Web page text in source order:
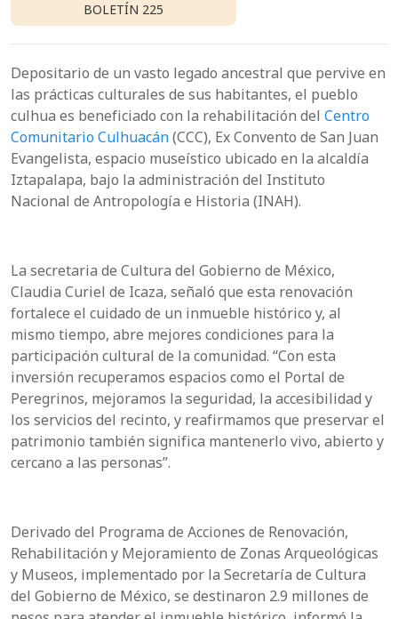
BOLETÍN 225
Depositario de un vasto legado ancestral que pervive en
las prácticas culturales de sus habitantes, el pueblo
culhua es beneficiado con la rehabilitación del Centro
Comunitario Culhuacán(CCC), Ex Convento de San Juan
Evangelista, espacio museístico ubicado en la alcaldía
Iztapalapa, bajo la administración del Instituto
Nacional de Antropología e Historia (INAH).
La secretaria de Cultura del Gobierno de México,
Claudia Curiel de Icaza, señaló que esta renovación
fortalece el cuidado de un inmueble histórico y, al
mismo tiempo, abre mejores condiciones para la
participación cultural de la comunidad. “Con esta
inversión recuperamos espacios como el Portal de
Peregrinos, mejoramos la seguridad, la accesibilidad y
los servicios del recinto, y reafirmamos que preservar el
patrimonio también significa mantenerlo vivo, abierto y
cercano a las personas”.
Derivado del Programa de Acciones de Renovación,
Rehabilitación y Mejoramiento de Zonas Arqueológicas
y Museos, implementado por la Secretaría de Cultura
del Gobierno de México, se destinaron 2.9 millones de